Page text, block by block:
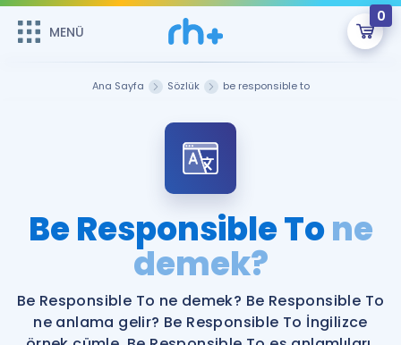
MENÜ
0
Şifremi Hatırlamıyorum
Sepetin Şu An Boş.
Remzi Hoca ile seni sınava hazırlayacak onlarca eğitim seni
bekliyor!
MENÜ
Katılımcı Görüşleri
Faydalı Araçlar
Ücretsiz Kaynaklar
Blog
İngilizce Gramer
Ana Sayfa Sözlük be responsible to
Be Responsible Tone
demek?
Be Responsible To ne demek? Be Responsible To
ne anlama gelir? Be Responsible To İngilizce